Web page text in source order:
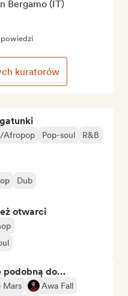
Afropop Pop-soul
R&B
Dub
otwarci
podobną do…
Mars
Awa Fall
Bergamo (IT)
kuratorów